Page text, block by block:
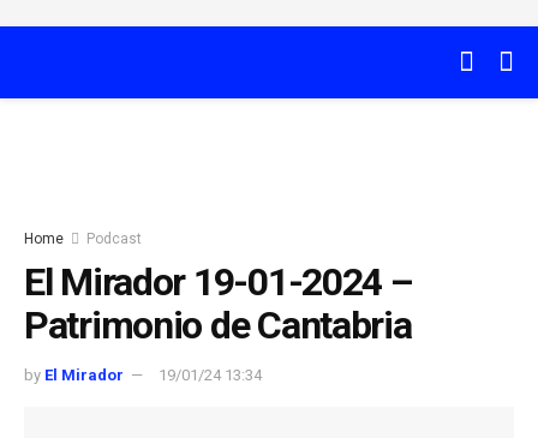
Home Podcast
El Mirador 19-01-2024 –
Patrimonio de Cantabria
by El Mirador 19/01/24 13:34